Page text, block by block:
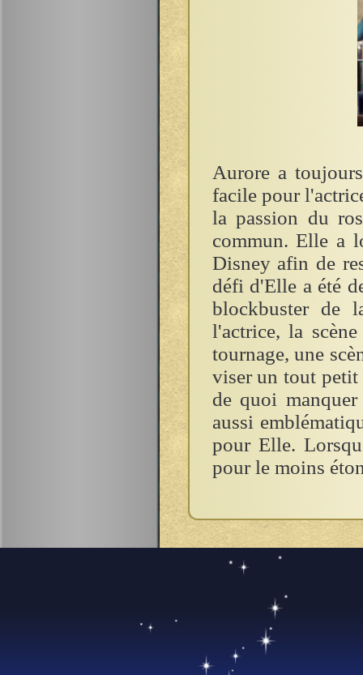
Aurore a
facile pour
la passion du
commun. Elle a
Disney afin de
défi d'Elle a été
blockbuster de
l'actrice, la
tournage, une
viser un tout petit
de quoi
aussi
pour Elle.
pour le moins